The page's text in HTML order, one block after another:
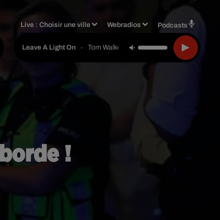
Live :Choisir une ville Webradios Podcasts
Leave A Light On - Tom Walker
!